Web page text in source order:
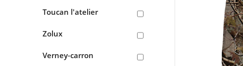
orange
> Pantalons, treillis
chemises
Toucan l'atelier
Zolux
Verney-carron